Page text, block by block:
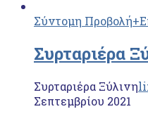
Σύντομη Προβολή
Συρταριέρα
Συρταριέρα Ξύλινη
Σεπτεμβρίου 2021